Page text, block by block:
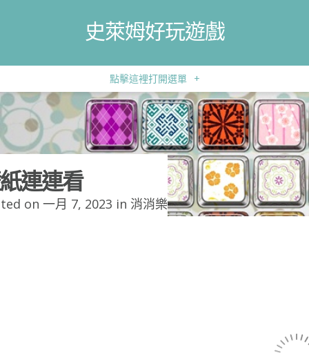
史萊姆好玩遊戲
點擊這裡打開選單 +
連連看
on 一月 7, 2023 in 消消樂